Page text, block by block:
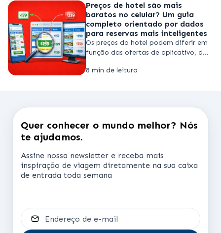
Preços de hotel são mais
baratos no celular? Um guia
completo orientado por dados
para reservas mais inteligentes
Os preços do hotel podem diferir em
função das ofertas de aplicativo, da
Saiba quando reservas móveis
8 min de leitura
Quer conhecer o mundo melhor? Nós
te ajudamos.
Assine nossa newsletter e receba mais
inspiração de viagem diretamente na sua caixa
de entrada toda semana
Endereço de e-mail